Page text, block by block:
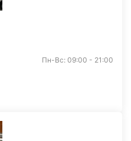
Пн-Вс: 09:00 - 21:00